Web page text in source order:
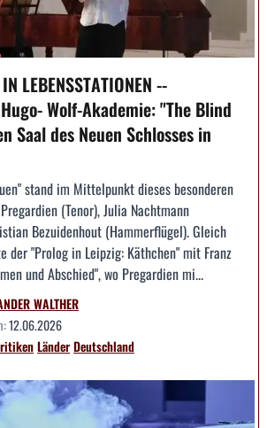
LEBENSSTATIONEN --
Wolf-Akademie: "The Blind
Saal des Neuen Schlosses in
stand im Mittelpunkt dieses besonderen
(Tenor), Julia Nachtmann
Bezuidenhout (Hammerflügel). Gleich
der "Prolog in Leipzig: Käthchen" mit Franz
und Abschied", wo Pregardien mi...
WALTHER
12.06.2026
LänderDeutschland